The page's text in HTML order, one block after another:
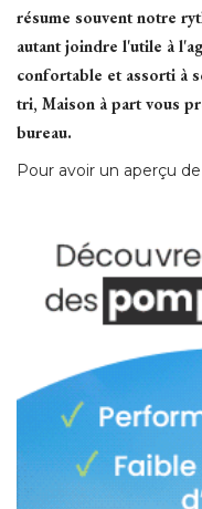
résume souvent notre
autant joindre l'utile à
confortable et assorti à
tri, Maison à part vous
bureau.
Pour avoir un aperçu